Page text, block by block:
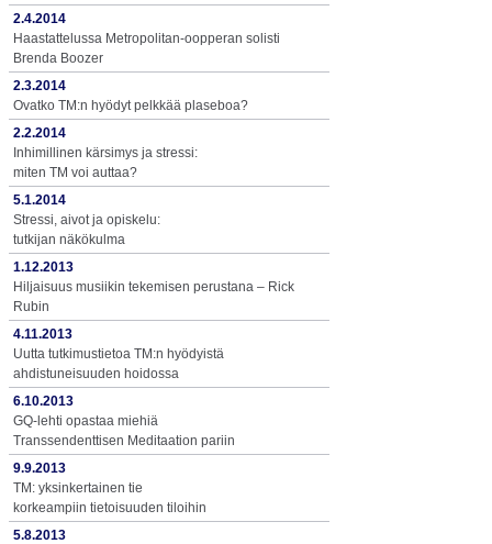
2.4.2014
Haastattelussa Metropolitan-oopperan solisti
Brenda Boozer
2.3.2014
Ovatko TM:n hyödyt pelkkää plaseboa?
2.2.2014
Inhimillinen kärsimys ja stressi:
miten TM voi auttaa?
5.1.2014
Stressi, aivot ja opiskelu:
tutkijan näkökulma
1.12.2013
Hiljaisuus musiikin tekemisen perustana – Rick
Rubin
4.11.2013
Uutta tutkimustietoa TM:n hyödyistä
ahdistuneisuuden hoidossa
6.10.2013
GQ-lehti opastaa miehiä
Transsendenttisen Meditaation pariin
9.9.2013
TM: yksinkertainen tie
korkeampiin tietoisuuden tiloihin
5.8.2013